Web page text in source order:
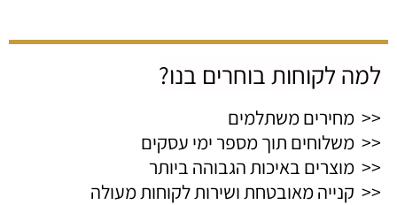
למה לקוחות בוחרים בנו?
<< מחירים משתלמים
<< משלוחים תוך מספר ימי עסקים
<< מוצרים באיכות הגבוהה ביותר
<< קנייה מאובטחת ושירות לקוחות מעולה